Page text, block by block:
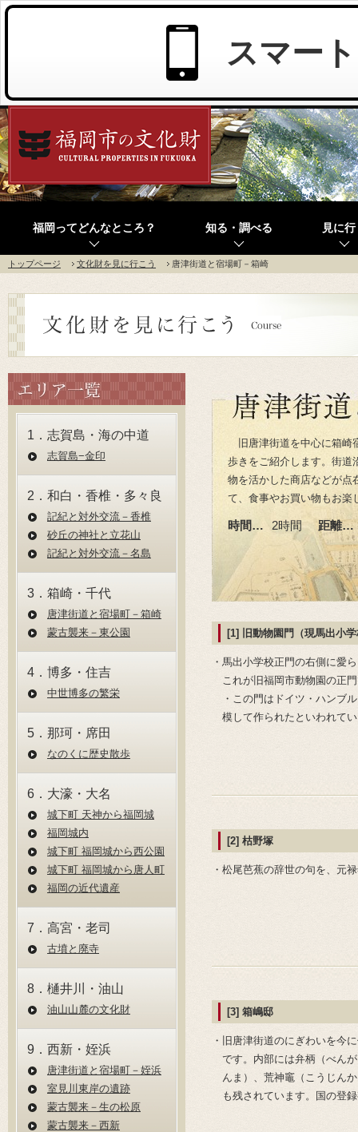
スマー
福岡ってどんなところ？ 知る・調べる 見に行
トップページ 文化財を見に行こう 唐津街道と宿場町－箱崎
旧唐津街道を中心に箱
歩きをご紹介します。街道
物を活かした商店などが点
て、食事やお買い物もお楽
時間… 2時間 距離…
[1] 旧動物園門（現馬出小
・馬出小学校正門の右側に愛
これが旧福岡市動物園の正
・この門はドイツ・ハンブ
模して作られたといわれて
[2] 枯野塚
・松尾芭蕉の辞世の句を、元
[3] 箱嶋邸
・旧唐津街道のにぎわいを今
です。内部には弁柄（べん
んま）、荒神竈（こうじん
も残されています。国の登
1．志賀島・海の中道
志賀島−⾦印
2．和白・香椎・多々良
記紀と対外交流－⾹椎
砂丘の神社と⽴花⼭
記紀と対外交流－名島
3．箱崎・千代
唐津街道と宿場町－箱崎
蒙古襲来－東公園
4．博多・住吉
中世博多の繁栄
5．那珂・席田
なのくに歴史散歩
6．大濠・大名
城下町 天神から福岡城
福岡城内
城下町 福岡城から⻄公園
城下町 福岡城から唐⼈町
福岡の近代遺産
7．高宮・老司
古墳と廃寺
8．樋井川・油山
油⼭⼭麓の⽂化財
9．西新・姪浜
唐津街道と宿場町－姪浜
室⾒川東岸の遺跡
蒙古襲来－⽣の松原
蒙古襲来－⻄新